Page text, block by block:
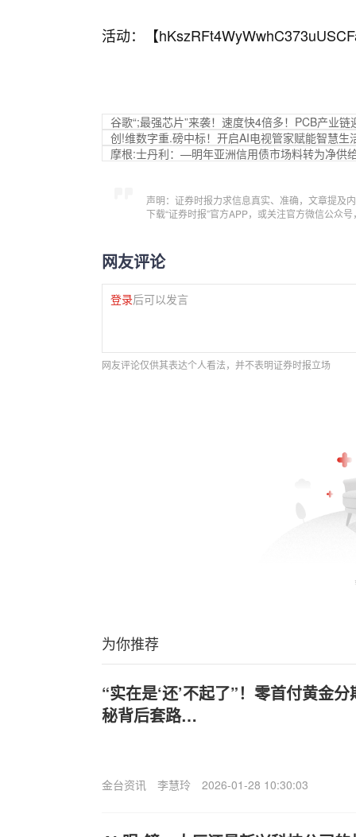
活动：【
谷歌“;最强芯片”来袭！速度快4倍多！PCB产业
创!维数字重.磅中标！开启AI电视管家赋能智慧生
摩根:士丹利：—明年亚洲信用债市场料转为净供
声明：证券时报力求信息真实、准确，文章提及
下载“证券时报”官方APP，或关注官方微信公众
网友评论
登录后可以发言
网友评论仅供其表达个人看法，并不表明证券时报立场
为你推荐
“实在是‘还’不起了”！零首付黄金
秘背后套路…
金台资讯 李慧玲 2026-01-28 10:30:03